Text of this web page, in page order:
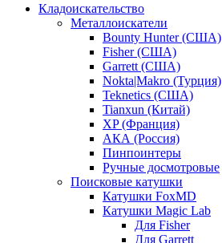
Кладоискательство
Металлоискатели
Bounty Hunter (США)
Fisher (США)
Garrett (США)
Nokta|Makro (Турция)
Teknetics (США)
Tianxun (Китай)
XP (Франция)
АКА (Россия)
Пинпоинтеры
Ручные досмотровые
Поисковые катушки
Катушки FoxMD
Катушки Magic Lab
Для Fisher
Для Garrett